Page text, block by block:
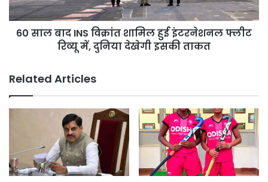
इंटरनेशनल
फ्लीट
रिव्यू
इसकी
ताकत
60 साल बाद INS विक्रांत शामिल हुई इंटरनेशनल फ्लीट
रिव्यू में, दुनिया देखेगी इसकी ताकत
Related Articles